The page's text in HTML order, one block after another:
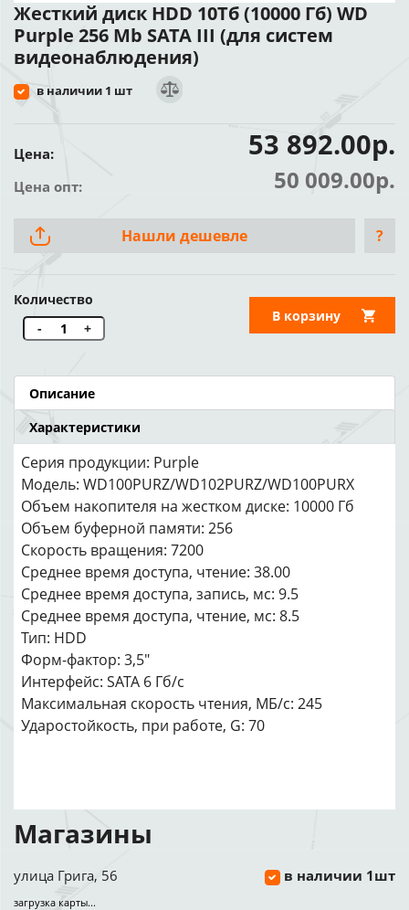
Жесткий диск HDD 10Тб (10000 Гб) WD
Purple 256 Mb SATA III (для систем
видеонаблюдения)
в наличии 1 шт
Цена: 53 892.00р.
Цена опт: 50 009.00р.
Нашли дешевле ?
Количество
-
+
В корзину
Описание
Характеристики
Серия продукции: Purple
Модель: WD100PURZ/WD102PURZ/WD100PURX
Объем накопителя на жестком диске: 10000 Гб
Объем буферной памяти: 256
Скорость вращения: 7200
Среднее время доступа, чтение: 38.00
Среднее время доступа, запись, мс: 9.5
Среднее время доступа, чтение, мс: 8.5
Тип: HDD
Форм-фактор: 3,5"
Интерфейс: SATA 6 Гб/с
Максимальная скорость чтения, МБ/с: 245
Ударостойкость, при работе, G: 70
Магазины
улица Грига, 56 в наличии 1шт
загрузка карты...